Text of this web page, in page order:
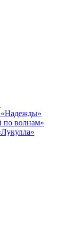
«Надежды»
по волнам»